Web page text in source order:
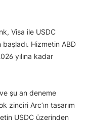
Visa ile USDC
Hizmetin ABD
yılına kadar
şu an deneme
zinciri Arc’ın tasarım
USDC üzerinden